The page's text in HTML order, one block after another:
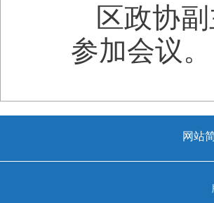
区政协
参加会议。
网站